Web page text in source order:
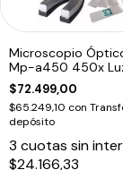
Microscopio
Mp-a450 450x
Educativo Gris
$72.499,00
$65.249,10 con
depósito
3 cuotas sin
$24.166,33